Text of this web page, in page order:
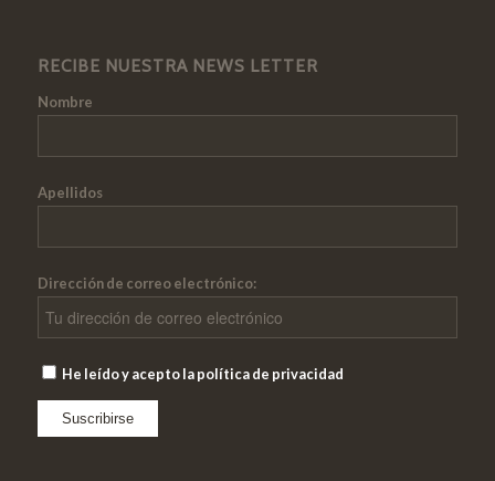
RECIBE NUESTRA NEWS LETTER
Nombre
Apellidos
Dirección de correo electrónico:
He leído y acepto la política de privacidad